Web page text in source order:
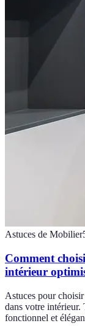
Astuces de Mobilier
Comment
intérieur
Astuces pour
dans votre intérieur.
fonctionnel et